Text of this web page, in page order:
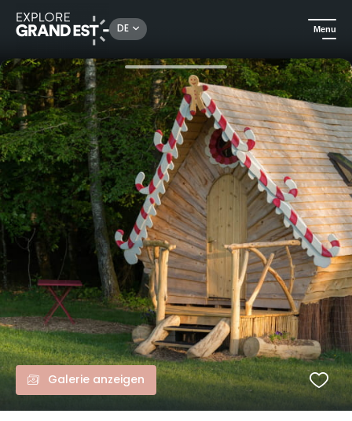
DE Menu
Sehenswertes in der Region Grand Est Außergewöhnliche Übernachtungen
Galerie anzeigen